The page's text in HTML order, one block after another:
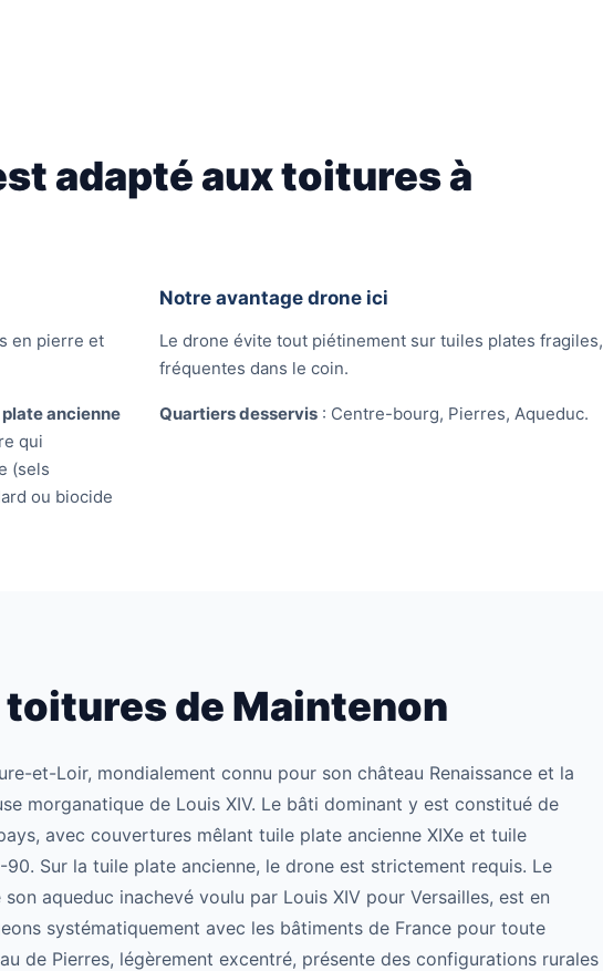
adapté aux toitures à
en pierre et
ancienne
qui
(sels
ou biocide
Notre avantage drone ici
Le drone évite tout piétinement sur tuiles plates fragiles,
fréquentes dans le coin.
Quartiers desservis : Centre-bourg, Pierres, Aqueduc.
de Maintenon
et-Loir, mondialement connu pour son château Renaissance et la
morganatique de Louis XIV. Le bâti dominant y est constitué de
avec couvertures mêlant tuile plate ancienne XIXe et tuile
Sur la tuile plate ancienne, le drone est strictement requis. Le
aqueduc inachevé voulu par Louis XIV pour Versailles, est en
systématiquement avec les bâtiments de France pour toute
de Pierres, légèrement excentré, présente des configurations rurales